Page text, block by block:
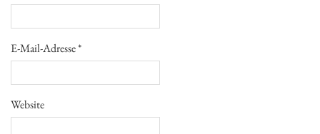
E-Mail-Adresse*
Website